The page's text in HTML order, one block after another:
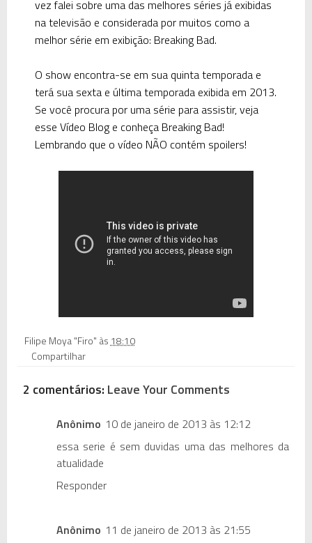
vez falei sobre uma das melhores séries já exibidas
na televisão e considerada por muitos como a
melhor série em exibição: Breaking Bad.
O show encontra-se em sua quinta temporada e
terá sua sexta e última temporada exibida em 2013.
Se você procura por uma série para assistir, veja
esse Vídeo Blog e conheça Breaking Bad!
Lembrando que o vídeo NÃO contém spoilers!
Filipe Moya "Firo" às 18:10
Compartilhar
2 comentários: Leave Your Comments
Anônimo 10 de janeiro de 2013 às 12:12
essa serie é sem duvidas uma das melhores da
atualidade
Responder
Anônimo 11 de janeiro de 2013 às 21:55